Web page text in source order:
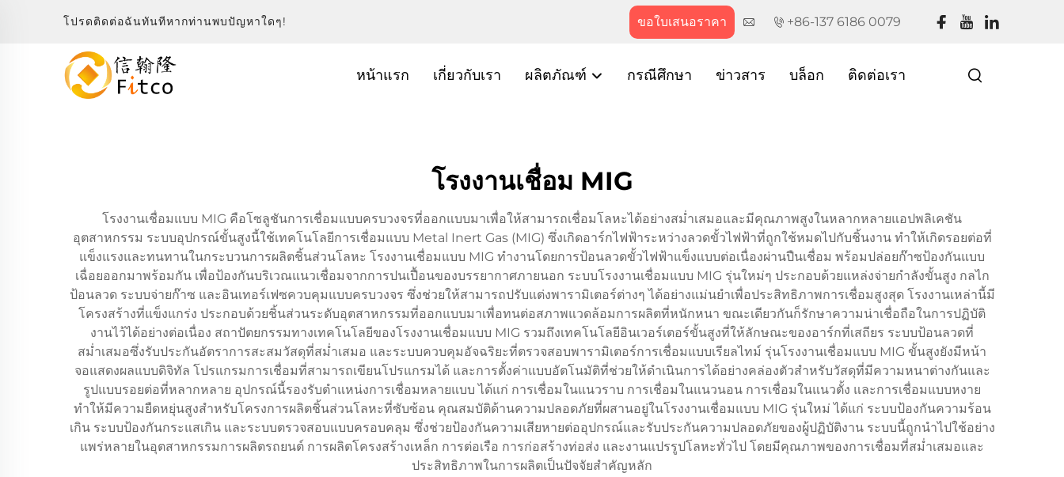
โปรดติดต่อฉันทันทีหากท่านพบปัญหาใดๆ! ขอใบเสนอราคา +86-137 6186 0079
หน้าแรก เกี่ยวกับเรา ผลิตภัณฑ์ กรณีศึกษา ข่าวสาร บล็อก ติดต่อเรา
โรงงานเชื่อม MIG
โรงงานเชื่อมแบบ MIG คือโซลูชันการเชื่อมแบบครบวงจรที่ออกแบบมาเพื่อให้สามารถเชื่อมโลหะได้อย่างสม่ำเสมอและมีคุณภาพสูงในหลากหลายแอปพลิเคชัน
อุตสาหกรรม ระบบอุปกรณ์ขั้นสูงนี้ใช้เทคโนโลยีการเชื่อมแบบ Metal Inert Gas (MIG) ซึ่งเกิดอาร์กไฟฟ้าระหว่างลวดขั้วไฟฟ้าที่ถูกใช้หมดไปกับชิ้นงาน ทำให้เกิดรอยต่อที่
แข็งแรงและทนทานในกระบวนการผลิตชิ้นส่วนโลหะ โรงงานเชื่อมแบบ MIG ทำงานโดยการป้อนลวดขั้วไฟฟ้าแข็งแบบต่อเนื่องผ่านปืนเชื่อม พร้อมปล่อยก๊าซป้องกันแบบ
เฉื่อยออกมาพร้อมกัน เพื่อป้องกันบริเวณแนวเชื่อมจากการปนเปื้อนของบรรยากาศภายนอก ระบบโรงงานเชื่อมแบบ MIG รุ่นใหม่ๆ ประกอบด้วยแหล่งจ่ายกำลังขั้นสูง กลไก
ป้อนลวด ระบบจ่ายก๊าซ และอินเทอร์เฟซควบคุมแบบครบวงจร ซึ่งช่วยให้สามารถปรับแต่งพารามิเตอร์ต่างๆ ได้อย่างแม่นยำเพื่อประสิทธิภาพการเชื่อมสูงสุด โรงงานเหล่านี้มี
โครงสร้างที่แข็งแกร่ง ประกอบด้วยชิ้นส่วนระดับอุตสาหกรรมที่ออกแบบมาเพื่อทนต่อสภาพแวดล้อมการผลิตที่หนักหนา ขณะเดียวกันก็รักษาความน่าเชื่อถือในการปฏิบัติ
งานไว้ได้อย่างต่อเนื่อง สถาปัตยกรรมทางเทคโนโลยีของโรงงานเชื่อมแบบ MIG รวมถึงเทคโนโลยีอินเวอร์เตอร์ขั้นสูงที่ให้ลักษณะของอาร์กที่เสถียร ระบบป้อนลวดที่
สม่ำเสมอซึ่งรับประกันอัตราการสะสมวัสดุที่สม่ำเสมอ และระบบควบคุมอัจฉริยะที่ตรวจสอบพารามิเตอร์การเชื่อมแบบเรียลไทม์ รุ่นโรงงานเชื่อมแบบ MIG ขั้นสูงยังมีหน้า
จอแสดงผลแบบดิจิทัล โปรแกรมการเชื่อมที่สามารถเขียนโปรแกรมได้ และการตั้งค่าแบบอัตโนมัติที่ช่วยให้ดำเนินการได้อย่างคล่องตัวสำหรับวัสดุที่มีความหนาต่างกันและ
รูปแบบรอยต่อที่หลากหลาย อุปกรณ์นี้รองรับตำแหน่งการเชื่อมหลายแบบ ได้แก่ การเชื่อมในแนวราบ การเชื่อมในแนวนอน การเชื่อมในแนวตั้ง และการเชื่อมแบบหงาย
ทำให้มีความยืดหยุ่นสูงสำหรับโครงการผลิตชิ้นส่วนโลหะที่ซับซ้อน คุณสมบัติด้านความปลอดภัยที่ผสานอยู่ในโรงงานเชื่อมแบบ MIG รุ่นใหม่ ได้แก่ ระบบป้องกันความร้อน
เกิน ระบบป้องกันกระแสเกิน และระบบตรวจสอบแบบครอบคลุม ซึ่งช่วยป้องกันความเสียหายต่ออุปกรณ์และรับประกันความปลอดภัยของผู้ปฏิบัติงาน ระบบนี้ถูกนำไปใช้อย่าง
แพร่หลายในอุตสาหกรรมการผลิตรถยนต์ การผลิตโครงสร้างเหล็ก การต่อเรือ การก่อสร้างท่อส่ง และงานแปรรูปโลหะทั่วไป โดยมีคุณภาพของการเชื่อมที่สม่ำเสมอและ
ประสิทธิภาพในการผลิตเป็นปัจจัยสำคัญหลัก